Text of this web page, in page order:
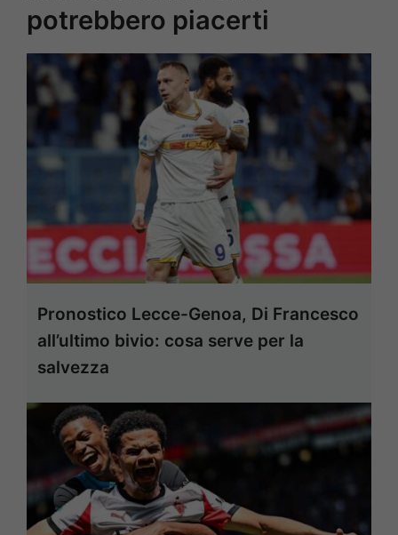
potrebbero piacerti
Pronostico Lecce-Genoa, Di Francesco
all’ultimo bivio: cosa serve per la
salvezza